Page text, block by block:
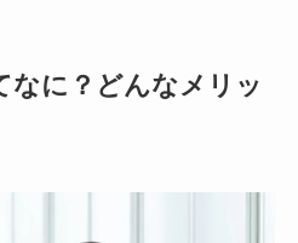
なに？どんなメリッ